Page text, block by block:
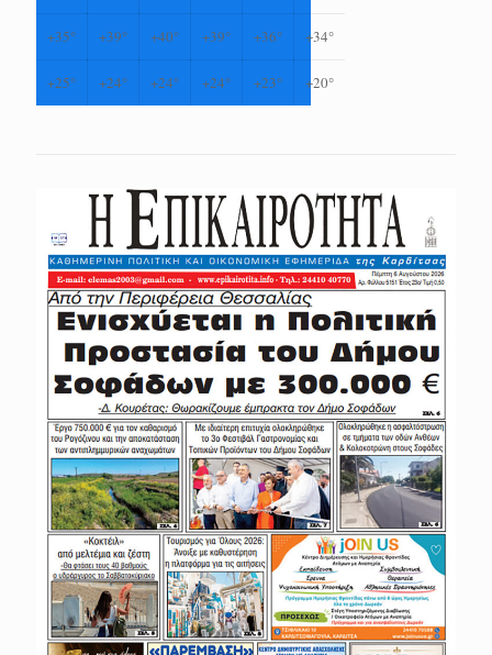
+35° +39° +40° +39° +36° +34°
+25° +24° +24° +24° +23° +20°